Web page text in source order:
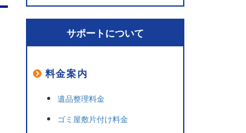
サポートについて
料金案内
遺品整理料金
ゴミ屋敷片付け料金